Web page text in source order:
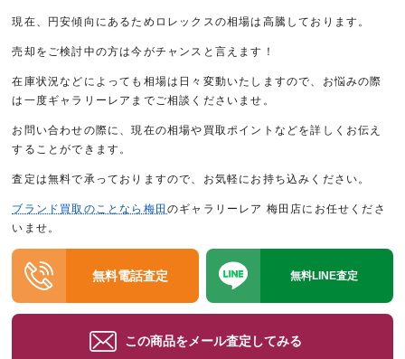
現在、円安傾向にあるためロレックスの相場は高騰しております。
売却をご検討中の方は今がチャンスと言えます！
在庫状況などによっても相場は日々変動いたしますので、お悩みの際
は一度ギャラリーレアまでご相談くださいませ。
お問い合わせの際に、現在の相場や買取ポイントなどを詳しくお伝え
することができます。
査定は無料で承っておりますので、お気軽にお持ち込みください。
ブランド買取のことなら梅田のギャラリーレア 梅田店にお任せくださ
いませ。
無料電話査定 無料LINE査定
この商品をメール査定してみる